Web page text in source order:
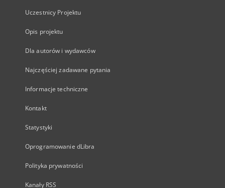
Uczestnicy Projektu
Opis projektu
Dla autorów i wydawców
Najczęściej zadawane pytania
Informacje techniczne
Kontakt
Statystyki
Oprogramowanie dLibra
Polityka prywatności
Kanały RSS